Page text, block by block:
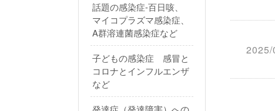
話題の感染症-百日咳、
マイコプラズマ感染症、
A群溶連菌感染症など
子どもの感染症 感冒と
コロナとインフルエンザ
など
2025/